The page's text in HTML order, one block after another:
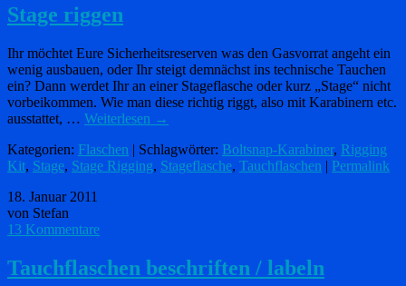
Stage riggen
Ihr möchtet Eure Sicherheitsreserven was den Gasvorrat angeht ein
wenig ausbauen, oder Ihr steigt demnächst ins technische Tauchen
ein? Dann werdet Ihr an einer Stageflasche oder kurz „Stage“ nicht
vorbeikommen. Wie man diese richtig riggt, also mit Karabinern etc.
ausstattet, … Weiterlesen →
Kategorien: Flaschen | Schlagwörter: Boltsnap-Karabiner, Rigging
Kit, Stage, Stage Rigging, Stageflasche, Tauchflaschen | Permalink
18. Januar 2011
von Stefan
13 Kommentare
Tauchflaschen beschriften / labeln